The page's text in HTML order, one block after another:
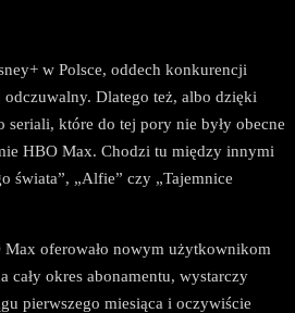
w Polsce, oddech konkurencji
Dlatego też, albo dzięki
seriali, które do tej pory nie były obecne
HBO Max. Chodzi tu między innymi
świata”, „Alfie” czy „Tajemnice
Max oferowało nowym użytkownikom
cały okres abonamentu, wystarczy
pierwszego miesiąca i oczywiście